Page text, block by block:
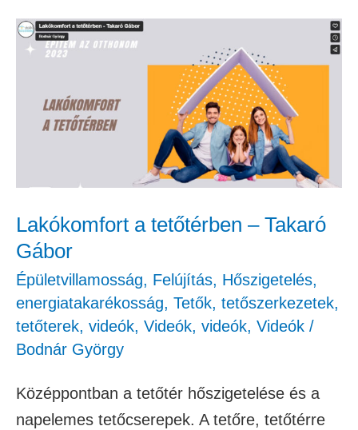
Lakókomfort a tetőtérben – Takaró
Gábor
Épületvillamosság, Felújítás, Hőszigetelés,
energiatakarékosság, Tetők, tetőszerkezetek,
tetőterek, videók, Videók, videók, Videók /
Bodnár György
Középpontban a tetőtér hőszigetelése és a
napelemes tetőcserepek. A tetőre, tetőtérre
Lakókomfort
Takaró